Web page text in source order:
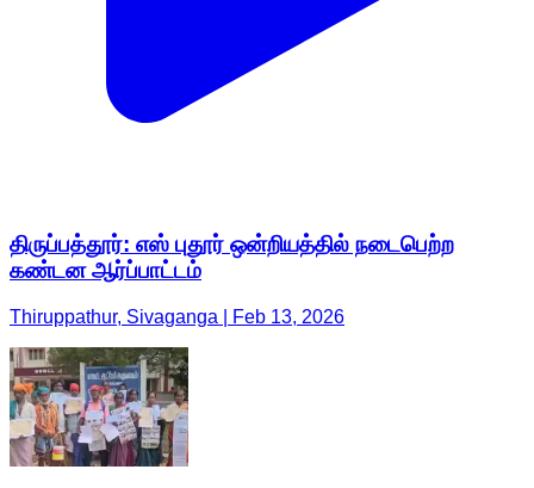
திருப்பத்தூர்: எஸ் புதூர் ஒன்றியத்தில் நடைபெற்ற
கண்டன ஆர்ப்பாட்டம்
Thiruppathur, Sivaganga | Feb 13, 2026